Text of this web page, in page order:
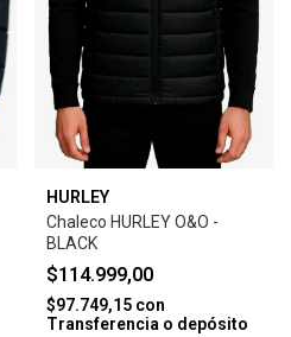
HURLEY
Chaleco HURLEY O&O -
BLACK
$114.999,00
$97.749,15 con
Transferencia o depósito